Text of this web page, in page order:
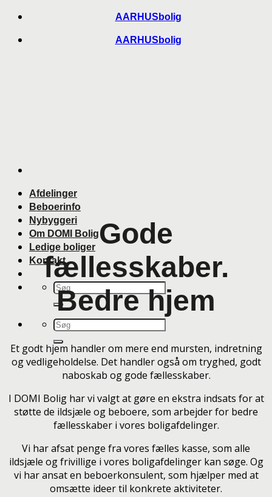
Skip
content
AARHUSbolig
AARHUSbolig
Afdelinger
Beboerinfo
Nybyggeri
Om DOMI Bolig
Ledige boliger
Kontakt
Gode
fællesskaber.
Bedre hjem
Et godt hjem handler om mere end mursten, indretning
og vedligeholdelse. Det handler også om tryghed, godt
naboskab og gode fællesskaber.
I DOMI Bolig har vi valgt at gøre en ekstra indsats for at
støtte de ildsjæle og beboere, som arbejder for bedre
fællesskaber i vores boligafdelinger.
Vi har afsat penge fra vores fælles kasse, som alle
ildsjæle og frivillige i vores boligafdelinger kan søge. Og
vi har ansat en beboerkonsulent, som hjælper med at
omsætte ideer til konkrete aktiviteter.